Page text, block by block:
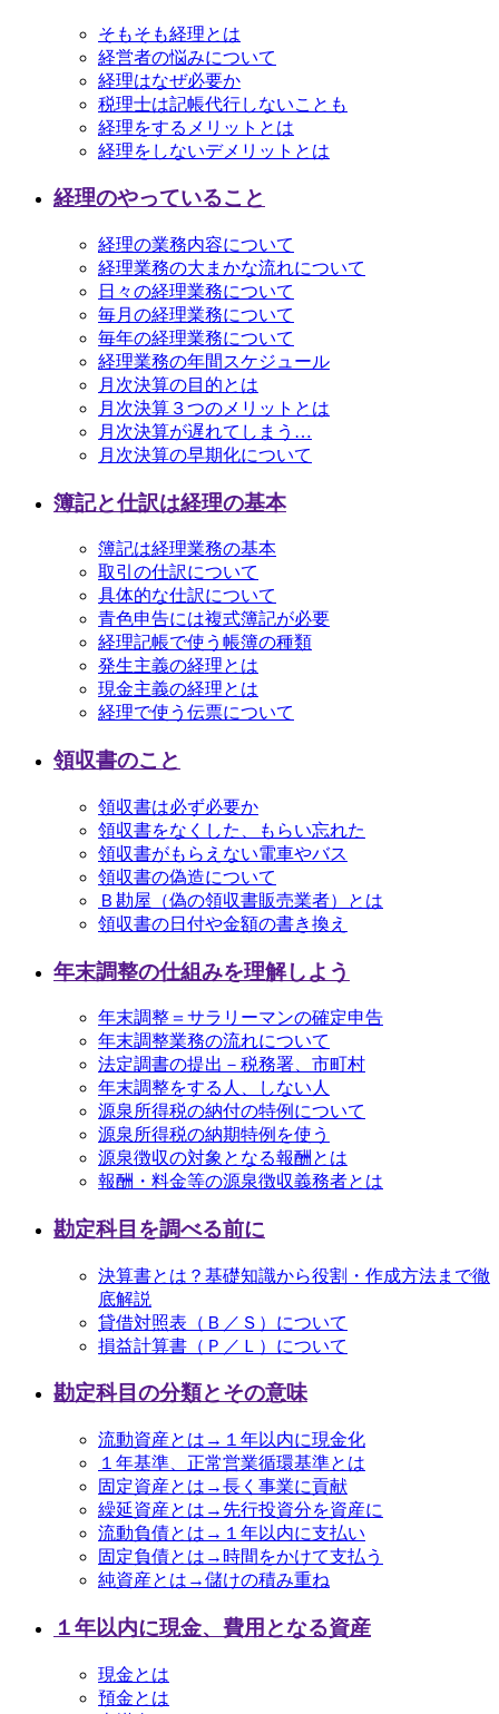
そもそも経理とは
経営者の悩みについて
経理はなぜ必要か
税理士は記帳代行しないことも
経理をするメリットとは
経理をしないデメリットとは
経理のやっていること
経理の業務内容について
経理業務の大まかな流れについて
日々の経理業務について
毎月の経理業務について
毎年の経理業務について
経理業務の年間スケジュール
月次決算の目的とは
月次決算３つのメリットとは
月次決算が遅れてしまう…
月次決算の早期化について
簿記と仕訳は経理の基本
簿記は経理業務の基本
取引の仕訳について
具体的な仕訳について
青色申告には複式簿記が必要
経理記帳で使う帳簿の種類
発生主義の経理とは
現金主義の経理とは
経理で使う伝票について
領収書のこと
領収書は必ず必要か
領収書をなくした、もらい忘れた
領収書がもらえない電車やバス
領収書の偽造について
Ｂ勘屋（偽の領収書販売業者）とは
領収書の日付や金額の書き換え
年末調整の仕組みを理解しよう
年末調整＝サラリーマンの確定申告
年末調整業務の流れについて
法定調書の提出－税務署、市町村
年末調整をする人、しない人
源泉所得税の納付の特例について
源泉所得税の納期特例を使う
源泉徴収の対象となる報酬とは
報酬・料金等の源泉徴収義務者とは
勘定科目を調べる前に
決算書とは？基礎知識から役割・作成方法まで徹
底解説
貸借対照表（Ｂ／Ｓ）について
損益計算書（Ｐ／Ｌ）について
勘定科目の分類とその意味
流動資産とは→１年以内に現金化
１年基準、正常営業循環基準とは
固定資産とは→長く事業に貢献
繰延資産とは→先行投資分を資産に
流動負債とは→１年以内に支払い
固定負債とは→時間をかけて支払う
純資産とは→儲けの積み重ね
１年以内に現金、費用となる資産
現金とは
預金とは